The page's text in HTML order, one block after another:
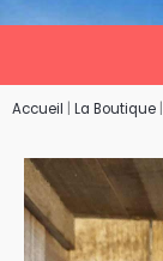
Accueil La Boutique